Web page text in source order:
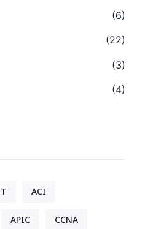
(6)
(22)
(3)
(4)
ACI
APIC CCNA